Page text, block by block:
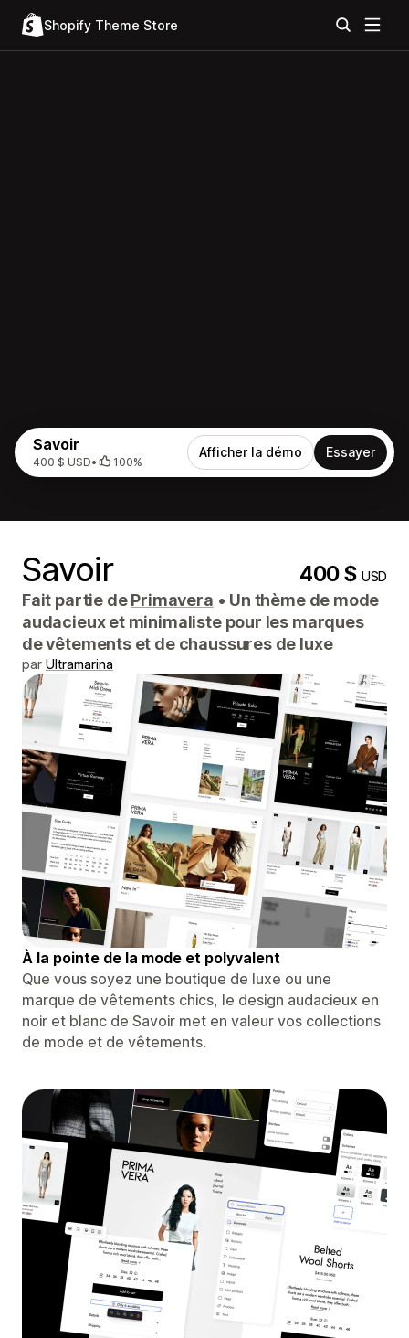
Shopify Theme Store
Savoir
400 $ USD• 100%
Afficher la démo Essayer
Savoir 400 $USD
Fait partie dePrimavera • Un thème de mode
audacieux et minimaliste pour les marques
de vêtements et de chaussures de luxe
par Ultramarina
À la pointe de la mode et polyvalent
Que vous soyez une boutique de luxe ou une
marque de vêtements chics, le design audacieux en
noir et blanc de Savoir met en valeur vos collections
de mode et de vêtements.